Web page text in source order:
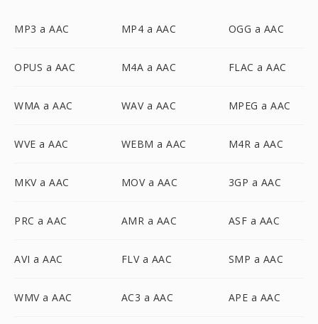
MP3 a AAC MP4 a AAC OGG a AAC
OPUS a AAC M4A a AAC FLAC a AAC
WMA a AAC WAV a AAC MPEG a AAC
WVE a AAC WEBM a AAC M4R a AAC
MKV a AAC MOV a AAC 3GP a AAC
PRC a AAC AMR a AAC ASF a AAC
AVI a AAC FLV a AAC SMP a AAC
WMV a AAC AC3 a AAC APE a AAC